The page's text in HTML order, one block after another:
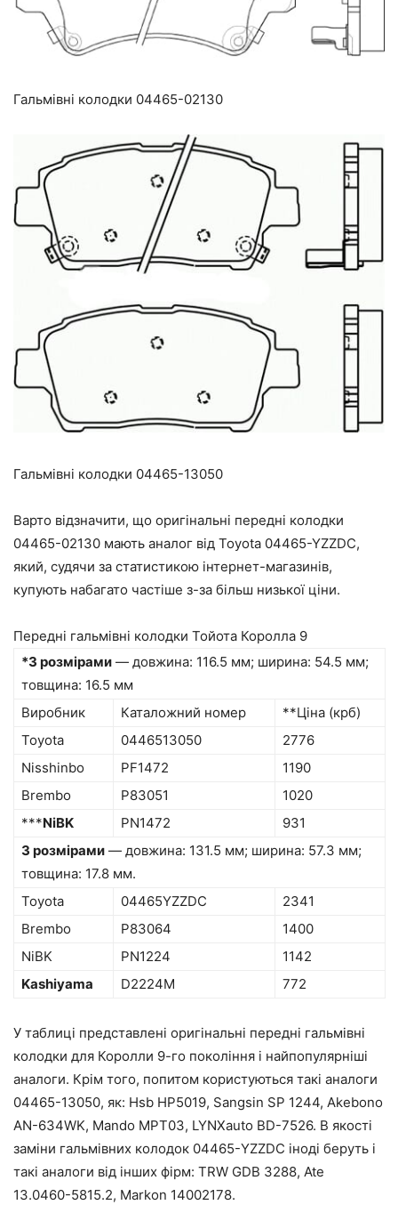
Гальмівні колодки 04465-02130
Гальмівні колодки 04465-13050
Варто відзначити, що оригінальні передні колодки
04465-02130 мають аналог від Toyota 04465-YZZDC,
який, судячи за статистикою інтернет-магазинів,
купують набагато частіше з-за більш низької ціни.
Передні гальмівні колодки Тойота Королла 9
*З розмірами — довжина: 116.5 мм; ширина: 54.5 мм;
товщина: 16.5 мм
Виробник
Каталожний номер
**Ціна (крб)
Toyota
0446513050
2776
Nisshinbo
PF1472
1190
Brembo
P83051
1020
***NiBK PN1472
931
З розмірами — довжина: 131.5 мм; ширина: 57.3 мм;
товщина: 17.8 мм.
Toyota
04465YZZDC
2341
Brembo
P83064
1400
NiBK
PN1224
1142
Kashiyama
D2224M 772
У таблиці представлені оригінальні передні гальмівні
колодки для Королли 9-го покоління і найпопулярніші
аналоги. Крім того, попитом користуються такі аналоги
04465-13050, як: Hsb HP5019, Sangsin SP 1244, Akebono
AN-634WK, Mando MPT03, LYNXauto BD-7526. В якості
заміни гальмівних колодок 04465-YZZDC іноді беруть і
такі аналоги від інших фірм: TRW GDB 3288, Ate
13.0460-5815.2, Markon 14002178.